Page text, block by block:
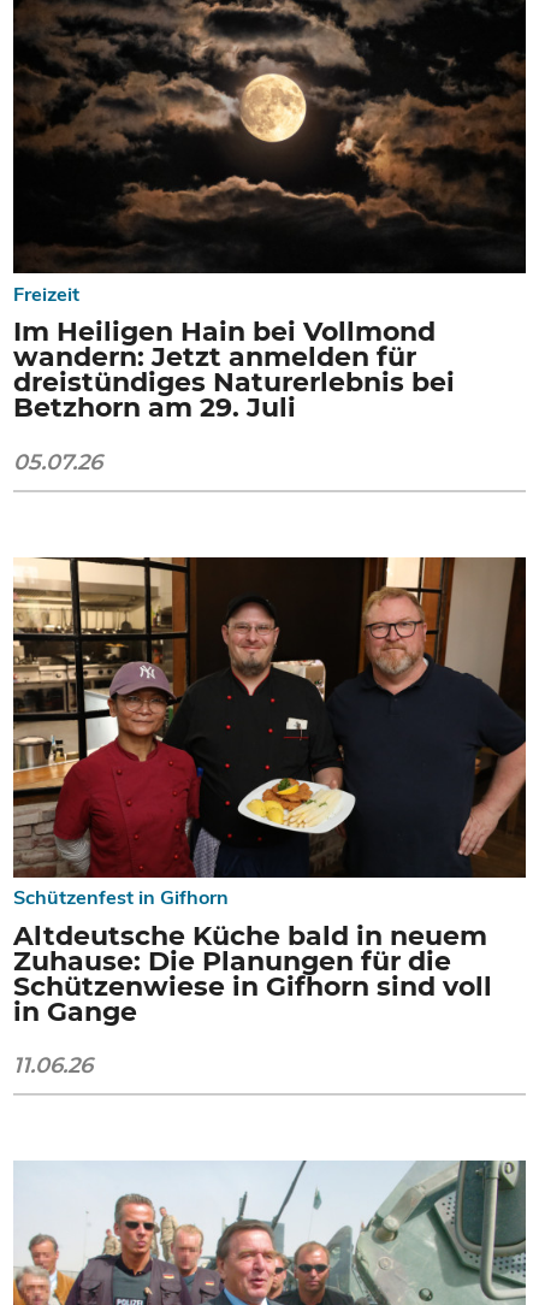
Freizeit
Im Heiligen Hain bei Vollmond
wandern: Jetzt anmelden für
dreistündiges Naturerlebnis bei
Betzhorn am 29. Juli
05.07.26
Schützenfest in Gifhorn
Altdeutsche Küche bald in neuem
Zuhause: Die Planungen für die
Schützenwiese in Gifhorn sind voll
in Gange
11.06.26